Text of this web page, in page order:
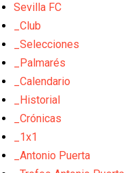
Sevilla FC
_Club
_Selecciones
_Palmarés
_Calendario
_Historial
_Crónicas
_1x1
_Antonio Puerta